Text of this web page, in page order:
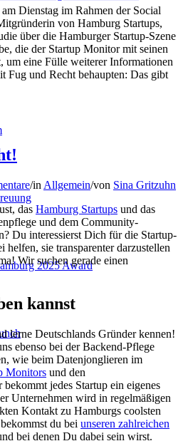
2025 Award
Dienstag im Rahmen der Social
von Hamburg Startups,
über die Hamburger Startup-Szene
die der Startup Monitor mit seinen
um eine Fülle weiterer Informationen
Fug und Recht behaupten: Das gibt
/in Allgemein/von Sina Gritzuhn
das Hamburg Startups und das
und dem Community-
Du interessierst Dich für die Startup-
helfen, sie transparenter darzustellen
Wir suchen gerade einen
kannst
lerne Deutschlands Gründer kennen!
ebenso bei der Backend-Pflege
wie beim Datenjonglieren im
Monitors und den
bekommt jedes Startup ein eigenes
Unternehmen wird in regelmäßigen
Kontakt zu Hamburgs coolsten
du bei unseren zahlreichen
bei denen Du dabei sein wirst.